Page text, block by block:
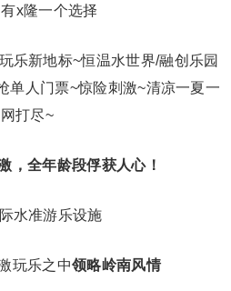
x隆一个选择
， 全年龄段俘获人心！
水准游乐设施
玩乐之中领略岭南风情